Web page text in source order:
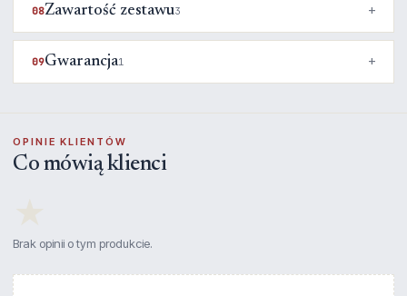
08Zawartość zestawu3
09Gwarancja1
OPINIE KLIENTÓW
Co mówią klienci
Brak opinii o tym produkcie.